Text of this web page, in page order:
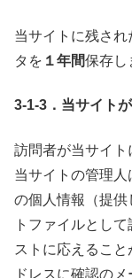
当サイトに残さ
タを １年間保存し
3-1-3．当サイト
訪問者が当サイト
当サイトの管理
の個人情報（提
トファイルとし
ストに応えるこ
ドレスに確認のメ